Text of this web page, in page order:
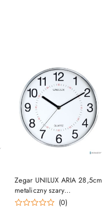
Zegar UNILUX ARIA 28,5cm
metaliczny szary
400094280
(0)
DO KOSZYKA